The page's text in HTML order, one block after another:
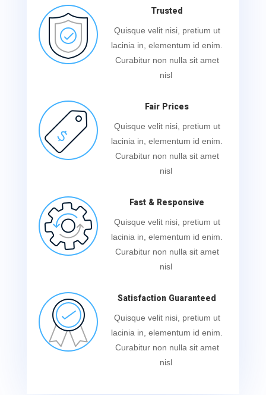
Trusted
Quisque velit nisi, pretium ut
lacinia in, elementum id enim.
Curabitur non nulla sit amet
nisl
Fair Prices
Quisque velit nisi, pretium ut
lacinia in, elementum id enim.
Curabitur non nulla sit amet
nisl
Fast & Responsive
Quisque velit nisi, pretium ut
lacinia in, elementum id enim.
Curabitur non nulla sit amet
nisl
Satisfaction Guaranteed
Quisque velit nisi, pretium ut
lacinia in, elementum id enim.
Curabitur non nulla sit amet
nisl